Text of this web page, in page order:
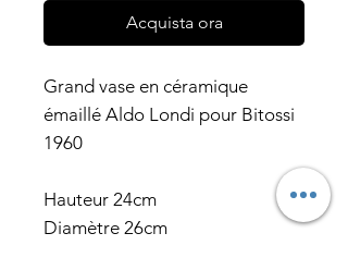
Acquista ora
Grand vase en céramique
émaillé Aldo Londi pour Bitossi
1960
Hauteur 24cm
Diamètre 26cm